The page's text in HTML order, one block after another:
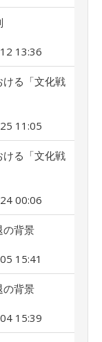
13:36
ける「文化戦
11:05
ける「文化戦
00:06
の背景
15:41
の背景
15:39